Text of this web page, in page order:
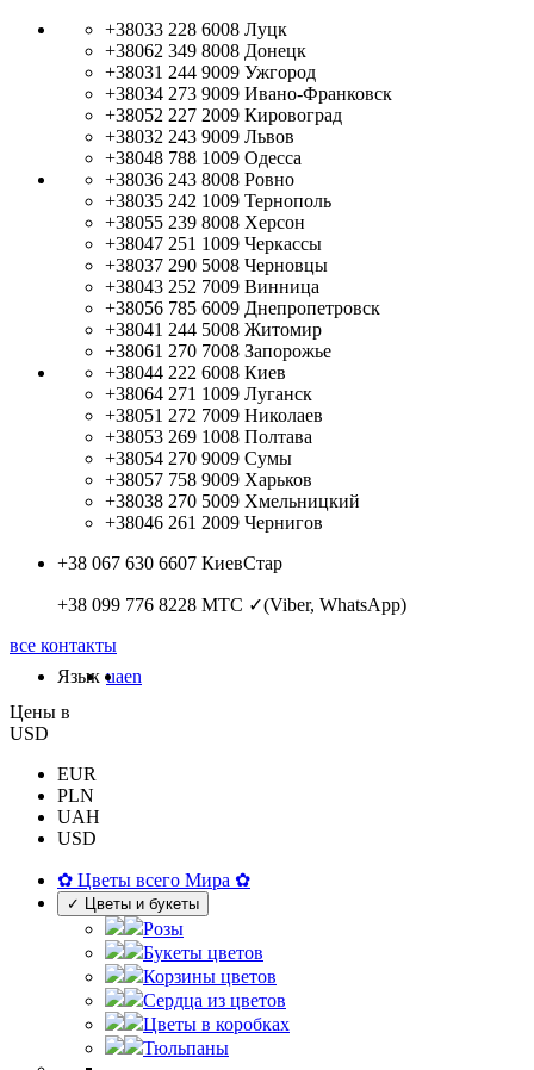
+38033 228 6008 Луцк
+38062 349 8008 Донецк
+38031 244 9009 Ужгород
+38034 273 9009 Ивано-Франковск
+38052 227 2009 Кировоград
+38032 243 9009 Львов
+38048 788 1009 Одесса
+38036 243 8008 Ровно
+38035 242 1009 Тернополь
+38055 239 8008 Херсон
+38047 251 1009 Черкассы
+38037 290 5008 Черновцы
+38043 252 7009 Винница
+38056 785 6009 Днепропетровск
+38041 244 5008 Житомир
+38061 270 7008 Запорожье
+38044 222 6008 Киев
+38064 271 1009 Луганск
+38051 272 7009 Николаев
+38053 269 1008 Полтава
+38054 270 9009 Сумы
+38057 758 9009 Харьков
+38038 270 5009 Хмельницкий
+38046 261 2009 Чернигов
+38 067 630 6607 КиевСтар
+38 099 776 8228 МТС ✓(Viber, WhatsApp)
все контакты
Язык uaen
Цены в
USD
EUR
PLN
UAH
USD
✿ Цветы всего Мира ✿
✓ Цветы и букеты
Розы
Букеты цветов
Корзины цветов
Сердца из цветов
Цветы в коробках
Тюльпаны